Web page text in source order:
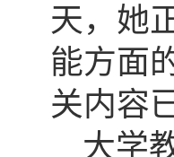
天，她
能方面
关内容
大学